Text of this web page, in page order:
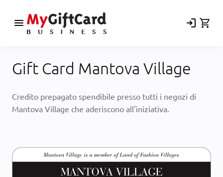
menu login shopping_cart
Gift Card Mantova Village
Credito prepagato spendibile presso tutti i negozi di
Mantova Village che aderiscono all'iniziativa.